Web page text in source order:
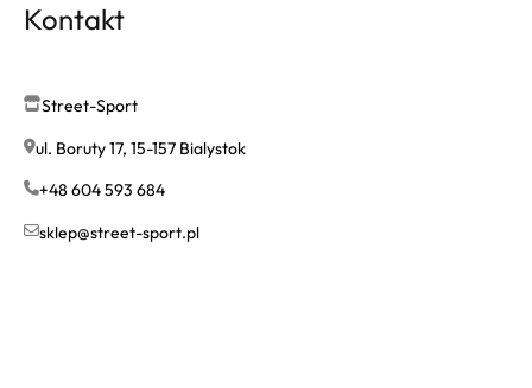
Kontakt
Street-Sport
ul. Boruty 17, 15-157 Bialystok
+48 604 593 684
sklep@street-sport.pl